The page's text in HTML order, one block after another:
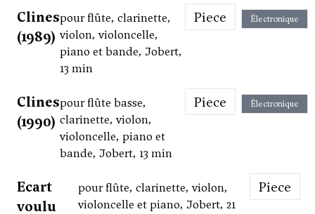
Clines
(1989)
pour flûte, clarinette,
violon, violoncelle,
piano et bande, Jobert,
13 min
Piece Électronique
Clines
(1990)
pour flûte basse,
clarinette, violon,
violoncelle, piano et
bande, Jobert, 13 min
Piece Électronique
Ecart
voulu
pour flûte, clarinette, violon,
violoncelle et piano, Jobert, 21
Piece